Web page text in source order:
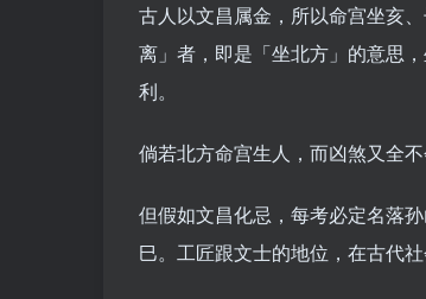
古人以文昌属金，所以命宫坐亥
离」者，即是「坐北方」的意思
利。
倘若北方命宫生人，而凶煞又全
但假如文昌化忌，每考必定名落
巳。工匠跟文士的地位，在古代社